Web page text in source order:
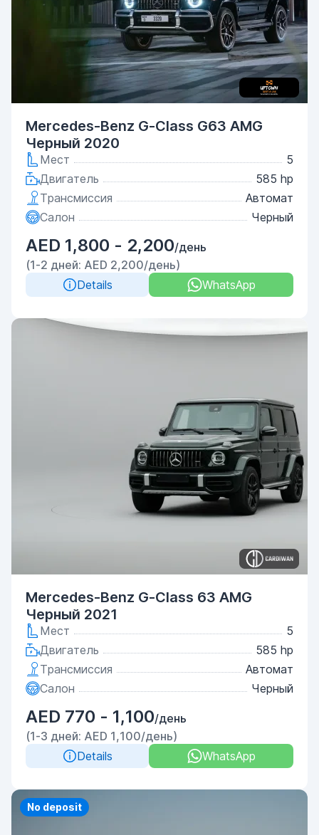
Mercedes-Benz G-Class G63 AMG
Черный 2020
Мест
5
Двигатель
585 hp
Трансмиссия
Автомат
Салон
Черный
AED 1,800 - 2,200/день
(1-2 дней: AED 2,200/день)
Details
WhatsApp
Mercedes-Benz G-Class 63 AMG
Черный 2021
Мест
5
Двигатель
585 hp
Трансмиссия
Автомат
Салон
Черный
AED 770 - 1,100/день
(1-3 дней: AED 1,100/день)
Details
WhatsApp
No deposit